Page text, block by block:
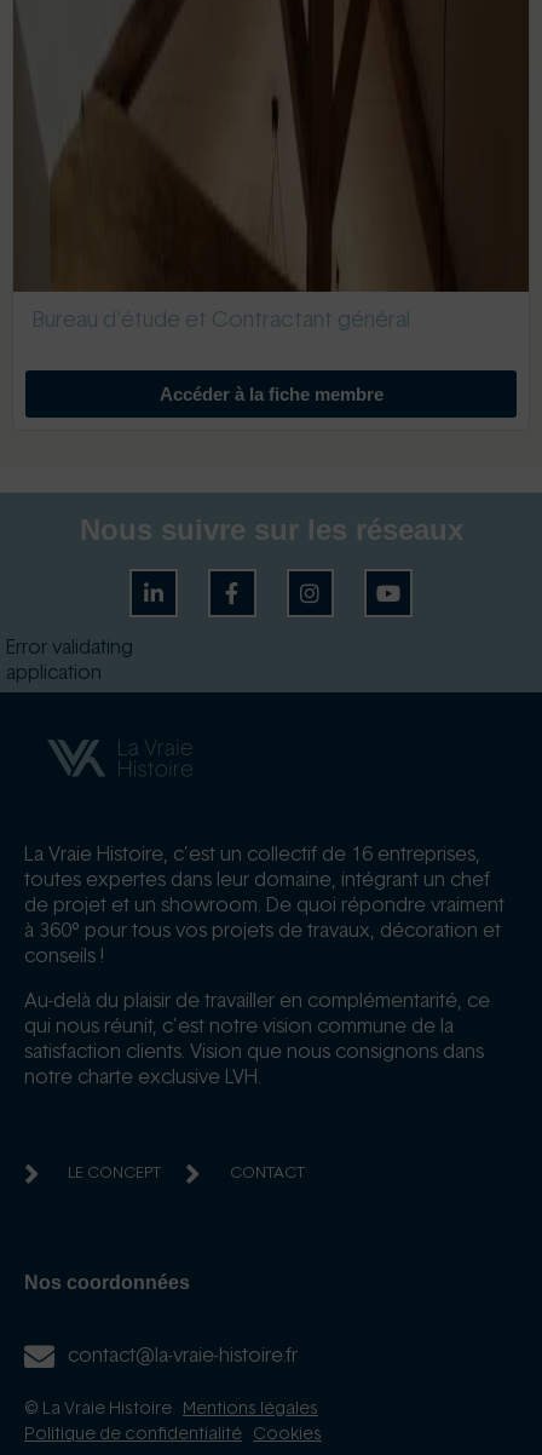
Bureau d'étude et Contractant général
Accéder à la fiche membre
Nous suivre sur les réseaux
Error validating
application
La Vraie Histoire, c’est un collectif de 16 entreprises,
toutes expertes dans leur domaine, intégrant un chef
de projet et un showroom. De quoi répondre vraiment
à 360° pour tous vos projets de travaux, décoration et
conseils !
Au-delà du plaisir de travailler en complémentarité, ce
qui nous réunit, c’est notre vision commune de la
satisfaction clients. Vision que nous consignons dans
notre charte exclusive LVH.
LE CONCEPT CONTACT
Nos coordonnées
contact@la-vraie-histoire.fr
© La Vraie Histoire
Mentions légales
Politique de confidentialité
Cookies